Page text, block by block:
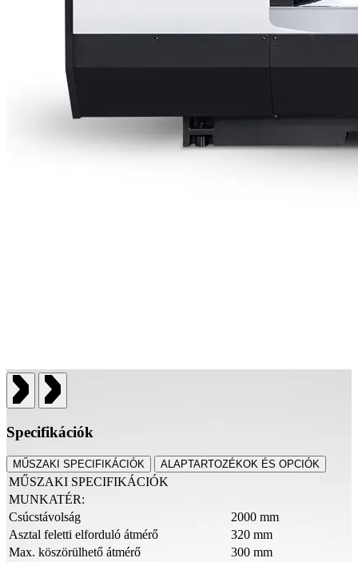
Specifikációk
MŰSZAKI SPECIFIKÁCIÓK ALAPTARTOZÉKOK ÉS OPCIÓK
MŰSZAKI SPECIFIKÁCIÓK
MUNKATÉR:
Csúcstávolság
2000 mm
Asztal feletti elforduló átmérő
320 mm
Max. köszörülhető átmérő
300 mm